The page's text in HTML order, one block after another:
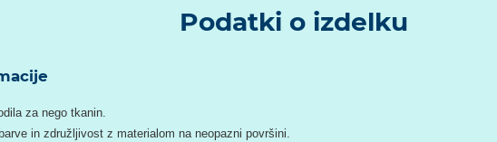
Podatki o izdelku
za nego tkanin.
in združljivost z materialom na neopazni površini.